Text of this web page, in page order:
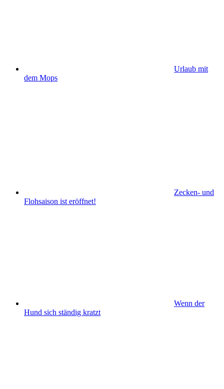
Urlaub mit
dem Mops
Zecken- und
Flohsaison ist eröffnet!
Wenn der
Hund sich ständig kratzt